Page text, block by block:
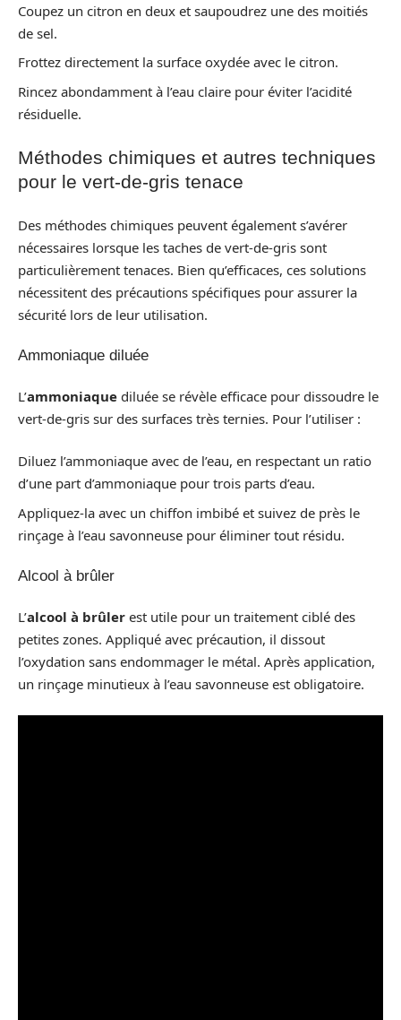
Coupez un citron en deux et saupoudrez une des moitiés
de sel.
Frottez directement la surface oxydée avec le citron.
Rincez abondamment à l’eau claire pour éviter l’acidité
résiduelle.
Méthodes chimiques et autres techniques
pour le vert-de-gris tenace
Des méthodes chimiques peuvent également s’avérer
nécessaires lorsque les taches de vert-de-gris sont
particulièrement tenaces. Bien qu’efficaces, ces solutions
nécessitent des précautions spécifiques pour assurer la
sécurité lors de leur utilisation.
Ammoniaque diluée
L’ammoniaque diluée se révèle efficace pour dissoudre le
vert-de-gris sur des surfaces très ternies. Pour l’utiliser :
Diluez l’ammoniaque avec de l’eau, en respectant un ratio
d’une part d’ammoniaque pour trois parts d’eau.
Appliquez-la avec un chiffon imbibé et suivez de près le
rinçage à l’eau savonneuse pour éliminer tout résidu.
Alcool à brûler
L’alcool à brûler est utile pour un traitement ciblé des
petites zones. Appliqué avec précaution, il dissout
l’oxydation sans endommager le métal. Après application,
un rinçage minutieux à l’eau savonneuse est obligatoire.